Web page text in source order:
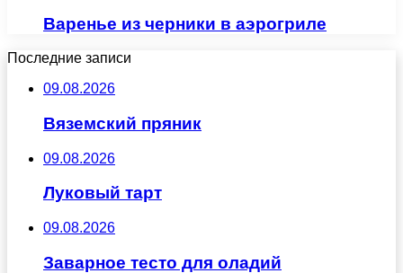
Варенье из черники в аэрогриле
Последние записи
09.08.2026
Вяземский пряник
09.08.2026
Луковый тарт
09.08.2026
Заварное тесто для оладий